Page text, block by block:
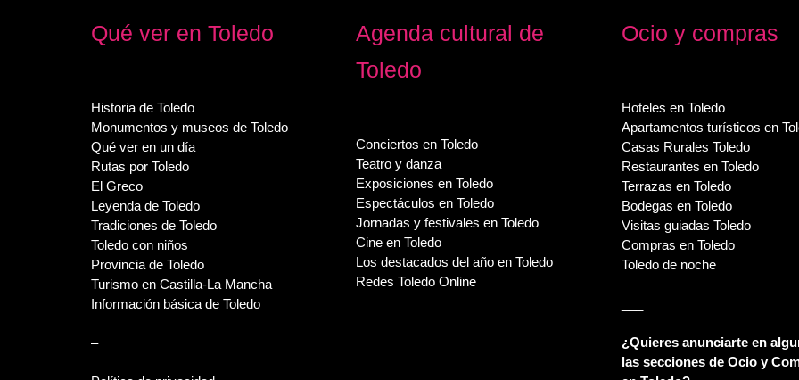
Qué ver en Toledo
Historia de Toledo
Monumentos y museos de Toledo
Qué ver en un día
Rutas por Toledo
El Greco
Leyenda de Toledo
Tradiciones de Toledo
Toledo con niños
Provincia de Toledo
Turismo en Castilla-La Mancha
Información básica de Toledo
–
Agenda cultural de
Toledo
Conciertos en Toledo
Teatro y danza
Exposiciones en Toledo
Espectáculos en Toledo
Jornadas y festivales en Toledo
Cine en Toledo
Los destacados del año en Toledo
Redes Toledo Online
Ocio y compras
Hoteles en Toledo
Apartamentos turísticos en
Casas Rurales Toledo
Restaurantes en Toledo
Terrazas en Toledo
Bodegas en Toledo
Visitas guiadas Toledo
Compras en Toledo
Toledo de noche
¿Quieres anunciarte en
las secciones de Ocio y